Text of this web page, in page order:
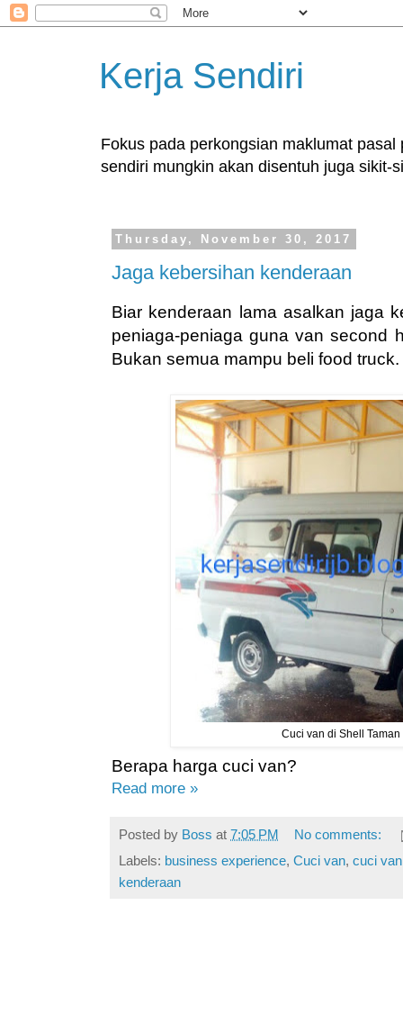
Kerja Sendiri
Fokus pada perkongsian maklumat
sendiri mungkin akan disentuh juga sikit-
Thursday, November 30, 2017
Jaga kebersihan kenderaan
Biar kenderaan lama asalkan jaga
peniaga-peniaga guna van second
Bukan semua mampu beli food truck.
Cuci van di Shell Taman
Berapa harga cuci van?
Read more »
Posted by Boss at 7:05 PM
No comments:
Labels: business experience, Cuci van, cuci
kenderaan